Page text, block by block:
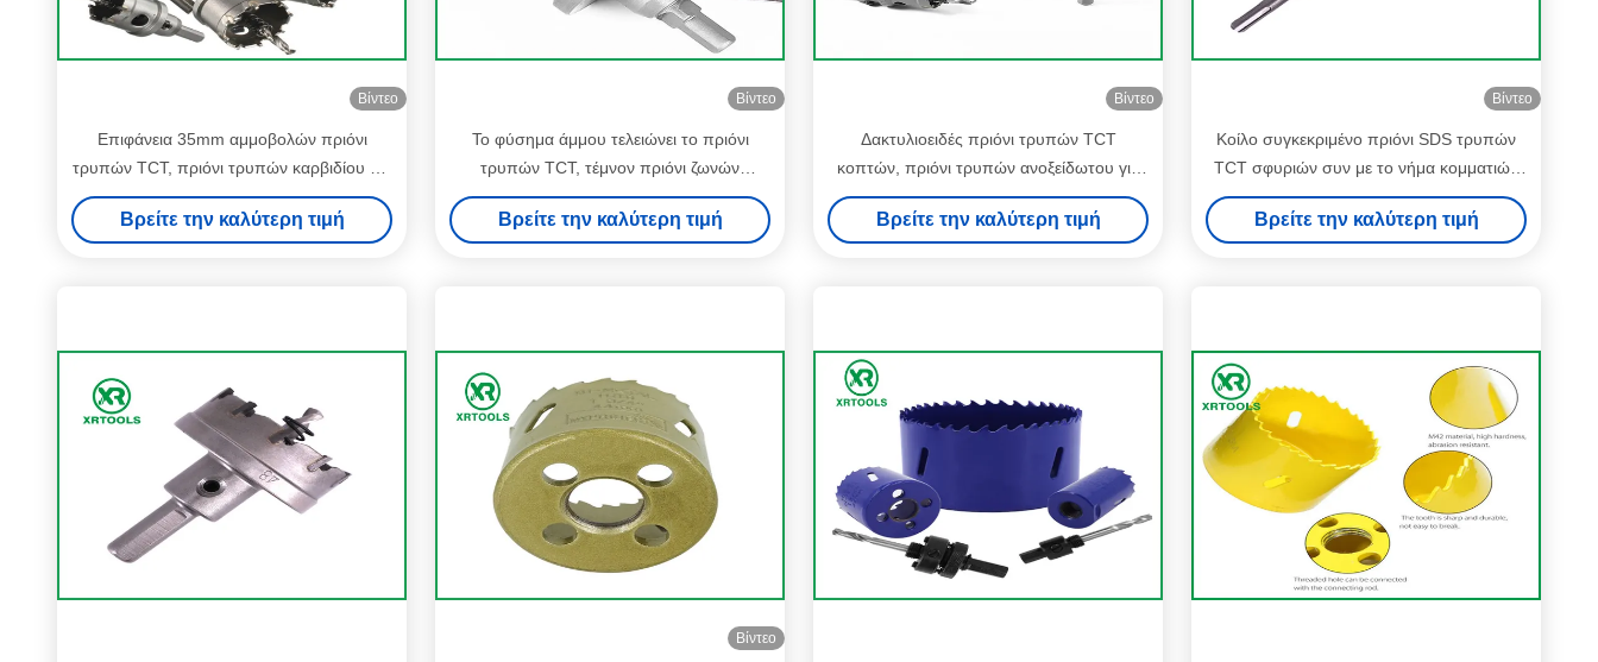
Βίντεο
Επιφάνεια 35mm αμμοβολών πριόνι
τρυπών TCT, πριόνι τρυπών καρβιδίου για
την κοπή μετάλλων
Βρείτε την καλύτερη τιμή
Βίντεο
Το φύσημα άμμου τελειώνει το πριόνι
τρυπών TCT, τέμνον πριόνι ζωνών
μετάλλων καρβιδίου βολφραμίου
Βρείτε την καλύτερη τιμή
Βίντεο
Δακτυλιοειδές πριόνι τρυπών TCT
κοπτών, πριόνι τρυπών ανοξείδωτου για
το σκληρό χάλυβα
Βρείτε την καλύτερη τιμή
Βίντεο
Κοίλο συγκεκριμένο πριόνι SDS τρυπών
TCT σφυριών συν με το νήμα κομματιών
τρυπανιών πυρήνων M22
Βρείτε την καλύτερη τιμή
Βίντεο